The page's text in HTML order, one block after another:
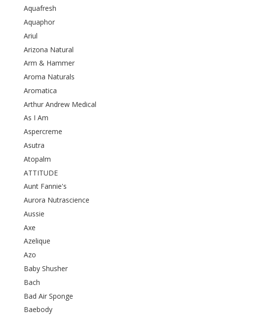
Aquafresh
Aquaphor
Ariul
Arizona Natural
Arm & Hammer
Aroma Naturals
Aromatica
Arthur Andrew Medical
As I Am
Aspercreme
Asutra
Atopalm
ATTITUDE
Aunt Fannie's
Aurora Nutrascience
Aussie
Axe
Azelique
Azo
Baby Shusher
Bach
Bad Air Sponge
Baebody